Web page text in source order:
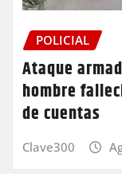
POLICIAL
Ataque
hombre
de cuentas
Clave300